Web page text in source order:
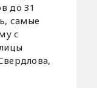
до 31
самые
с